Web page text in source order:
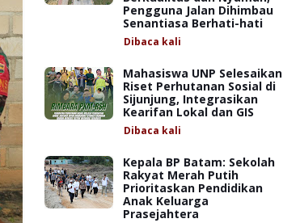
Pengguna Jalan Dihimbau
Senantiasa Berhati-hati
Dibaca kali
Mahasiswa UNP Selesaikan
Riset Perhutanan Sosial di
Sijunjung, Integrasikan
Kearifan Lokal dan GIS
Dibaca kali
Kepala BP Batam: Sekolah
Rakyat Merah Putih
Prioritaskan Pendidikan
Anak Keluarga
Prasejahtera